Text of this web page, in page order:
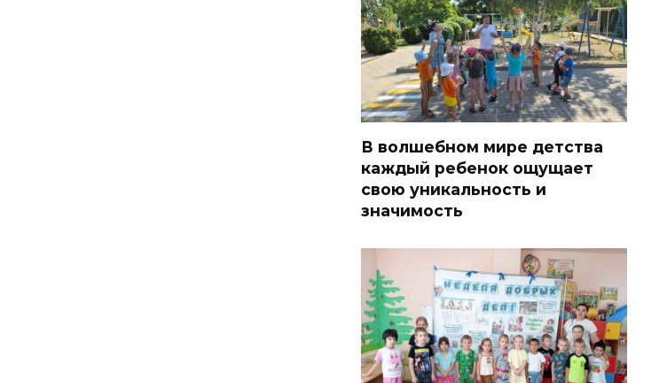
В волшебном мире детства
каждый ребенок ощущает
свою уникальность и
значимость